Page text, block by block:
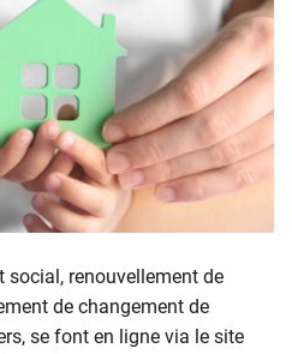
social, renouvellement de
de changement de
se font en ligne via le site